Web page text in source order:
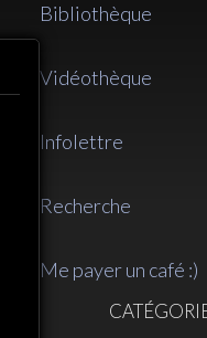
Bibliothèque
Vidéothèque
Infolettre
Recherche
Me payer un café :)